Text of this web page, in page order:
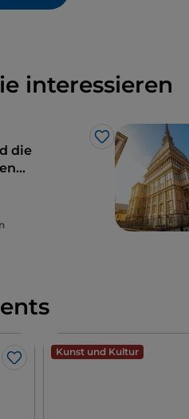
interessieren
Like
die
Like
Kunst und Kultur